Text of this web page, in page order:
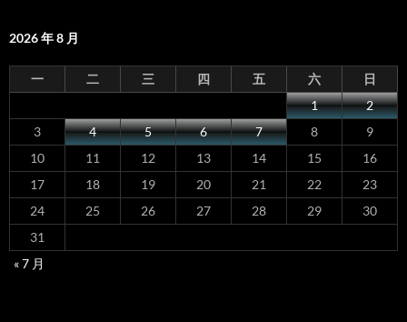
2026 年 8 月
一 二 三 四 五 六
日
1
2
3
4 5 6 7 8
9
10
11 12 13 14 15
16
17
18 19 20 21 22
23
24
25 26 27 28 29
30
31
« 7 月